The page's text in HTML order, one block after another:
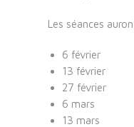
Les séances
6 février
13 février
27 février
6 mars
13 mars